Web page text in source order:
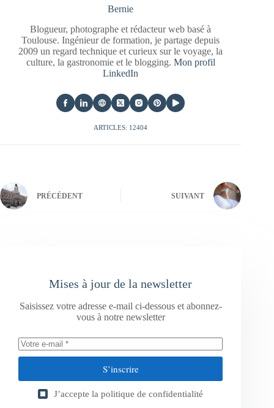
Bernie
Blogueur, photographe et rédacteur web basé à
Toulouse. Ingénieur de formation, je partage depuis
2009 un regard technique et curieux sur le voyage, la
culture, la gastronomie et le blogging. Mon profil
LinkedIn
ARTICLES: 12404
PRÉCÉDENT SUIVANT
Mises à jour de la newsletter
Saisissez votre adresse e-mail ci-dessous et abonnez-
vous à notre newsletter
S’inscrire
J’accepte la politique de confidentialité